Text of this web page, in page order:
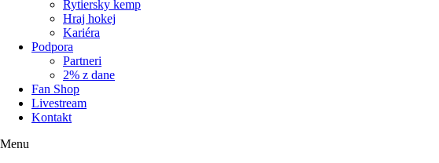
Rytiersky kemp
Hraj hokej
Kariéra
Podpora
Partneri
2% z dane
Fan Shop
Livestream
Kontakt
Menu